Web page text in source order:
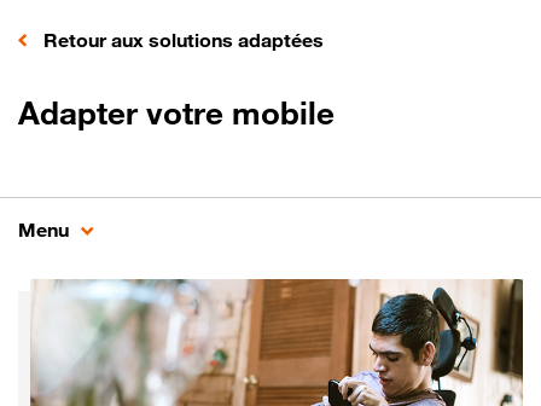
Retour aux solutions adaptées
Adapter votre mobile
Menu